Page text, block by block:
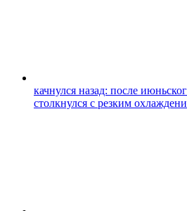
качнулся назад: после
столкнулся с резким